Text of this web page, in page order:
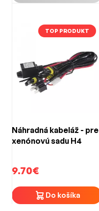
TOP PRODUKT
Náhradná kabeláž - pre
xenónovú sadu H4
9.70€
Do košíka